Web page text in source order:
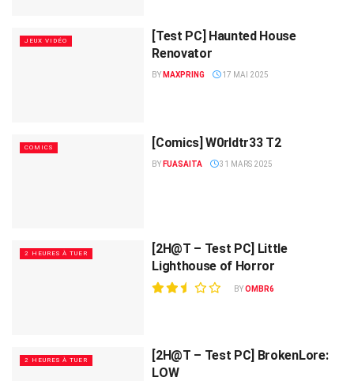
JEUX VIDÉO
[Test PC] Haunted House
Renovator
BY MAXPRING 17 MAI 2025
COMICS [Comics] W0rldtr33 T2
BY FUASAITA 31 MARS 2025
2 HEURES À TUER
[2H@T – Test PC] Little
Lighthouse of Horror
BYOMBR6
2 HEURES À TUER
[2H@T – Test PC] BrokenLore:
LOW